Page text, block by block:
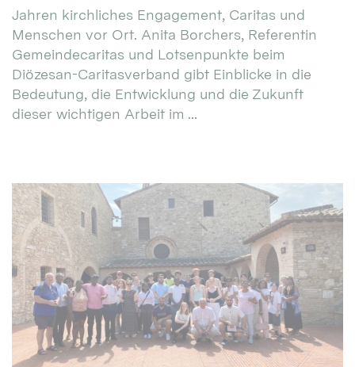
Jahren kirchliches Engagement, Caritas und
Menschen vor Ort. Anita Borchers, Referentin
Gemeindecaritas und Lotsenpunkte beim
Diözesan-Caritasverband gibt Einblicke in die
Bedeutung, die Entwicklung und die Zukunft
dieser wichtigen Arbeit im ...